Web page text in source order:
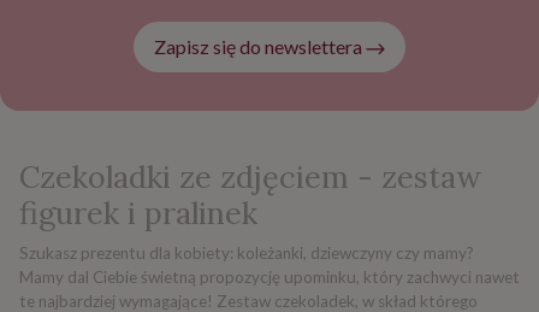
Zapisz się do newslettera
Czekoladki ze zdjęciem - zestaw
figurek i pralinek
Szukasz prezentu dla kobiety: koleżanki, dziewczyny czy mamy?
Mamy dal Ciebie świetną propozycję upominku, który zachwyci nawet
te najbardziej wymagające! Zestaw czekoladek, w skład którego